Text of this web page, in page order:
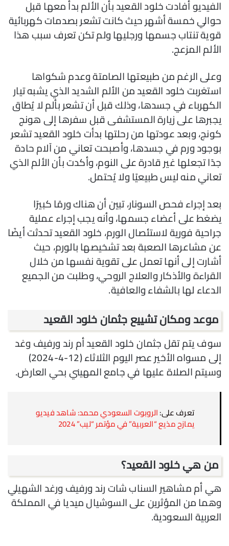
الفيديو أفادت خلود القعيد بأن الألم بدأ معها قبل
حوالي خمسة أشهر حيث كانت تشعر بصدمات كهربائية
قوية تنتاب جسمها ورجليها ولم تكن تعرف سبب هذا
الألم المزعج.
وعلى الرغم من طبيعتها الصامتة وعدم شكواها
استغربت خلود القعيد من الألم الشديد الذي يشبه تيار
الكهرباء في جسدها، وذلك قبل أن تشعر بألم لا يُطاق
يجبرها على زيارة المستشفى قبل سفرها إلى هونج
كونج، وبعد عودتها من رحلتها بدأت خلود القعيد تشعر
بوجود ورم في جسدها، وأصبحت تعاني من آلام حادة
جدًا تجعلها غير قادرة على النوم، وأكدت بأن الألم الذي
تعاني منه ليس طبيعيًا ولا يُحتمل.
بعد إجراء فحص السونار، تبين أن هناك ورمًا كبيرًا
يضغط على أعضاء جسمها، وأنه يجب إجراء عملية
جراحية فورية لاستئصال الورم، خلود القعيد تحدثت أيضًا
عن مشاعرها الصعبة بعد تشخيصها بالورم، حيث
أشارت إلى أنها تعمل على تقوية نفسها من خلال
القراءة والأذكار والعلاج الروحي، وطلبت من الجميع
الدعاء لها بالشفاء والعافية.
موعد ومكان تشييع جثمان خلود القعيد
سوف يتم تقل جثمان خلود القعيد أم رند ورفيف وغد
إلى مسواه الأخير عصر اليوم الثلاثاء (12-4-2024)
وسيتم الصلاة عليها في جامع المهيني بحي العارض.
تعرف على:الروبوت السعودي محمد: شاهد فيديو
يمازح مذيع “العربية” في مؤتمر “ليب” 2024
من هي خلود القعيد؟
هي أم مشاهير السناب شات رند ورفيف ورغد الشهيلي
وهما من المؤثرين على السوشيال ميديا في المملكة
العربية السعودية.